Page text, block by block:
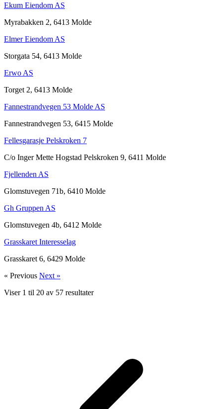
Ekum Eiendom AS
Myrabakken 2, 6413 Molde
Elmer Eiendom AS
Storgata 54, 6413 Molde
Erwo AS
Torget 2, 6413 Molde
Fannestrandvegen 53 Molde AS
Fannestrandvegen 53, 6415 Molde
Fellesgarasje Pelskroken 7
C/o Inger Mette Hogstad Pelskroken 9, 6411 Molde
Fjellenden AS
Glomstuvegen 71b, 6410 Molde
Gh Gruppen AS
Glomstuvegen 4b, 6412 Molde
Grasskaret Interesselag
Grasskaret 6, 6429 Molde
« Previous Next »
Viser 1 til 20 av 57 resultater